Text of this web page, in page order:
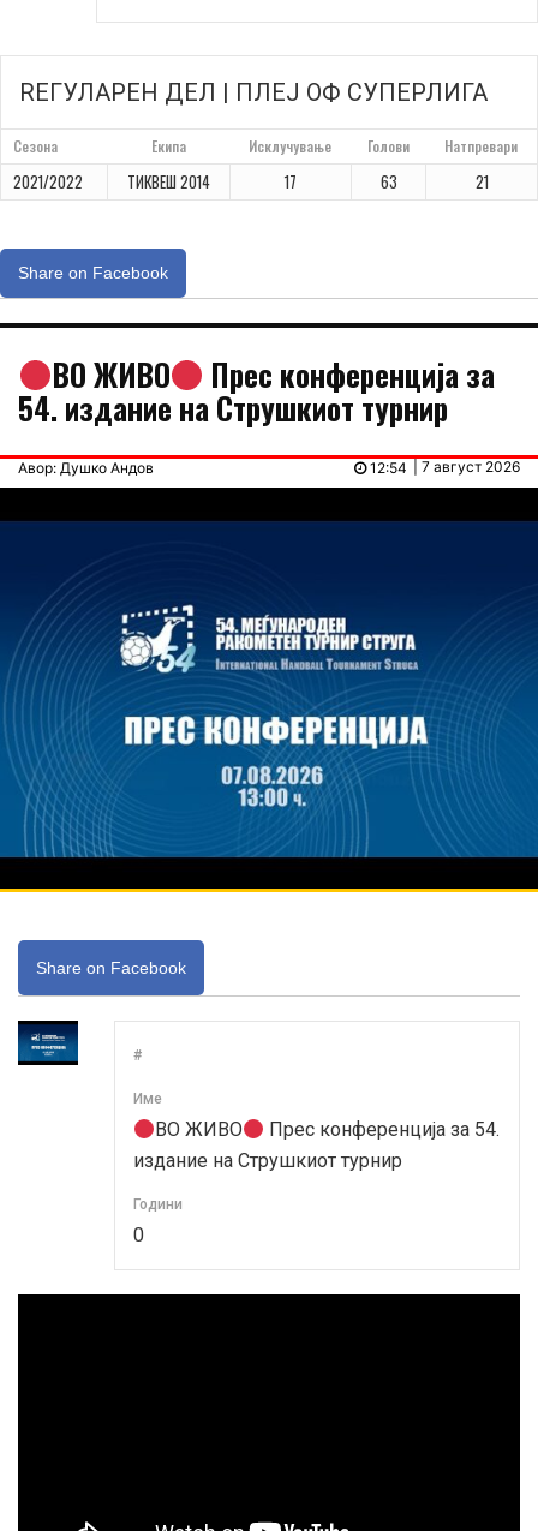
REГУЛАРЕН ДЕЛ | ПЛЕЈ ОФ СУПЕРЛИГА
Сезона Екипа Исклучување Голови Натпревари
2021/2022 ТИКВЕШ 2014 17 63 21
Share on Facebook
ВО ЖИВО Прес конференција за
54. издание на Струшкиот турнир
Авор: Душко Андов | 7 август 2026
12:54
Share on Facebook
#
Име
ВО ЖИВО
Прес конференција за 54.
издание на Струшкиот турнир
Години
0